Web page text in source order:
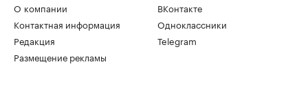
О компании
Контактная информация
Редакция
Размещение рекламы
ВКонтакте
Одноклассники
Telegram